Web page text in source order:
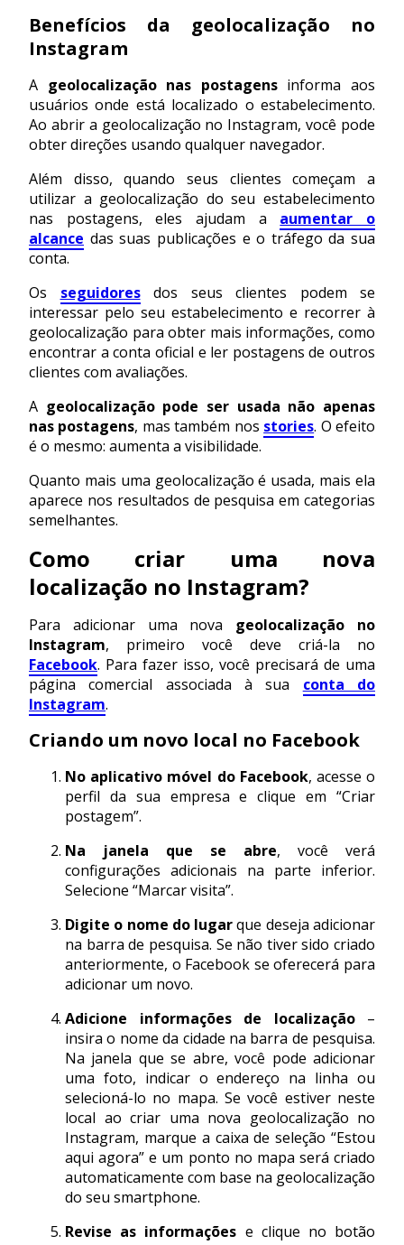
Benefícios da geolocalização no
Instagram
A geolocalização nas postagensinforma aos
usuários onde está localizado o estabelecimento.
Ao abrir a geolocalização no Instagram, você pode
obter direções usando qualquer navegador.
Além disso, quando seus clientes começam a
utilizar a geolocalização do seu estabelecimento
nas postagens, eles ajudam a aumentar o
alcance das suas publicações e o tráfego da sua
conta.
Os seguidoresdos seus clientes podem se
interessar pelo seu estabelecimento e recorrer à
geolocalização para obter mais informações, como
encontrar a conta oficial e ler postagens de outros
clientes com avaliações.
A geolocalização pode ser usada não apenas
nas postagens, mas também nos stories. O efeito
é o mesmo: aumenta a visibilidade.
Quanto mais uma geolocalização é usada, mais ela
aparece nos resultados de pesquisa em categorias
semelhantes.
Como criar uma nova
localização no Instagram?
Para adicionar uma nova geolocalização no
Instagram, primeiro você deve criá-la no
Facebook. Para fazer isso, você precisará de uma
página comercial associada à sua conta do
Instagram.
Criando um novo local no Facebook
No aplicativo móvel do Facebook, acesse o
perfil da sua empresa e clique em “Criar
postagem”.
Na janela que se abre, você verá
configurações adicionais na parte inferior.
Selecione “Marcar visita”.
Digite o nome do lugarque deseja adicionar
na barra de pesquisa. Se não tiver sido criado
anteriormente, o Facebook se oferecerá para
adicionar um novo.
Adicione informações de localização–
insira o nome da cidade na barra de pesquisa.
Na janela que se abre, você pode adicionar
uma foto, indicar o endereço na linha ou
selecioná-lo no mapa. Se você estiver neste
local ao criar uma nova geolocalização no
Instagram, marque a caixa de seleção “Estou
aqui agora” e um ponto no mapa será criado
automaticamente com base na geolocalização
do seu smartphone.
Revise as informações e clique no botão